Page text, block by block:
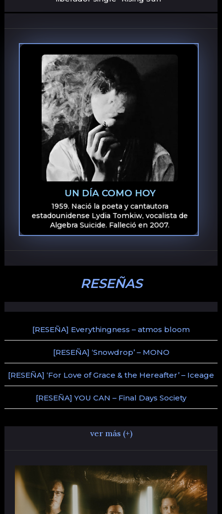
UN DÍA COMO HOY
1959. Nació la poeta y cantautora
estadounidense Lydia Tomkiw, vocalista de
Algebra Suicide. Falleció en 2007.
RESEÑAS
[RESEÑA] Everythingness – atmos bloom
[RESEÑA] ‘Snowdrop’ – MONO
[RESEÑA] ‘For Love of Grace & the Hereafter’ – Iceage
[RESEÑA] YOU CAN – Final Days Society
ver más (+)